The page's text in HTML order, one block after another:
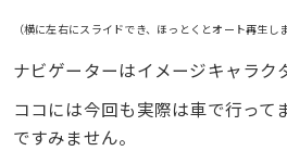
（横に左右にスライドでき、ほっとくとオート再生しま
ナビゲーターはイメージキャラク
ココには今回も実際は車で行って
ですみません。